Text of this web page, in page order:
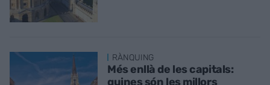
RÀNQUING
Més enllà de les capitals:
quines són les millors